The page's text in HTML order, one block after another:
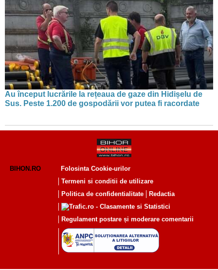
Au început lucrările la rețeaua de gaze din Hidișelu de
Sus. Peste 1.200 de gospodării vor putea fi racordate
BIHON.RO
Folosinta Cookie-urilor
Termeni si conditii de utilizare
Politica de confidentialitate
Redactia
Regulament postare și moderare comentarii